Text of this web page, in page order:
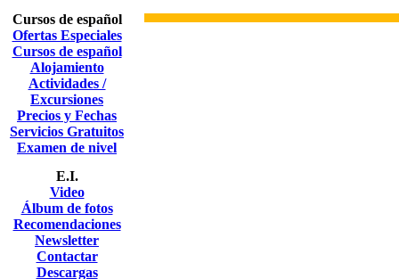
Cursos de español
Ofertas Especiales
Cursos de español
Alojamiento
Actividades /
Excursiones
Precios y Fechas
Servicios Gratuitos
Examen de nivel
E.I.
Video
Álbum de fotos
Recomendaciones
Newsletter
Contactar
Descargas